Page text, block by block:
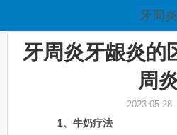
牙周炎
牙周炎牙龈炎的
周
2023-05-
1、牛奶疗法